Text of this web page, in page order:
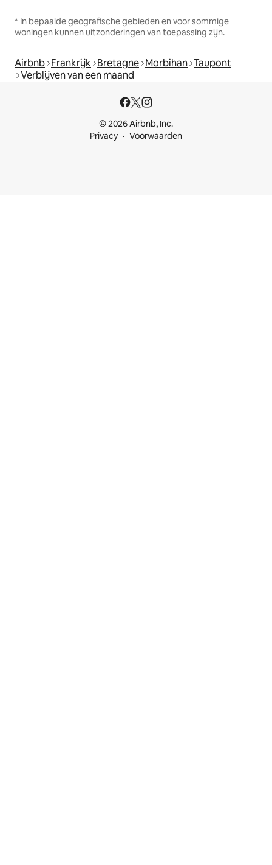
* In bepaalde geografische gebieden en voor sommige
woningen kunnen uitzonderingen van toepassing zijn.
Airbnb Frankrijk Bretagne Morbihan Taupont
Verblijven van een maand
© 2026 Airbnb, Inc.
Privacy
Voorwaarden